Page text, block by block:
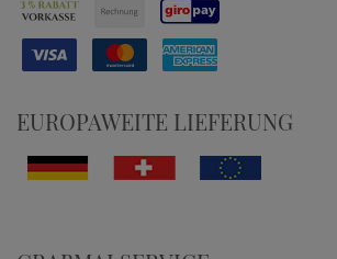
EUROPAWEITE LIEFERUNG